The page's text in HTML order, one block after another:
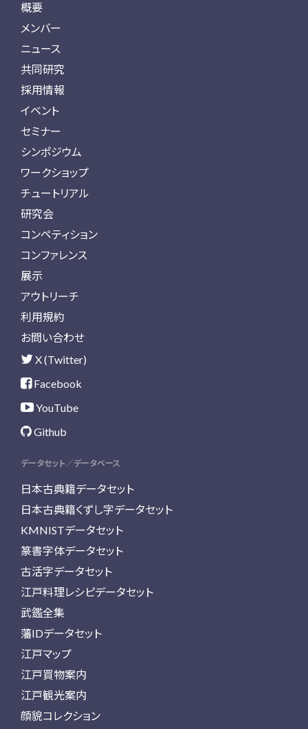
概要
メンバー
ニュース
共同研究
採用情報
イベント
セミナー
シンポジウム
ワークショップ
チュートリアル
研究会
コンペティション
コンファレンス
展示
アウトリーチ
利用規約
お問い合わせ
X (Twitter)
Facebook
YouTube
Github
データセット／データベース
日本古典籍データセット
日本古典籍くずし字データセット
KMNISTデータセット
篆書字体データセット
古活字データセット
江戸料理レシピデータセット
武鑑全集
藩IDデータセット
江戸マップ
江戸買物案内
江戸観光案内
顔貌コレクション